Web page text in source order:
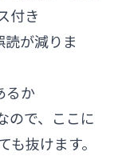
付き
読が減りま
るか
ので、ここに
抜けます。